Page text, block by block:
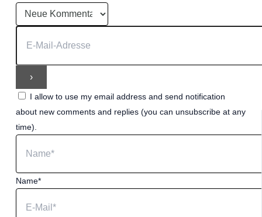
I allow to use my email address and send notification
about new comments and replies (you can unsubscribe at any
time).
Name*